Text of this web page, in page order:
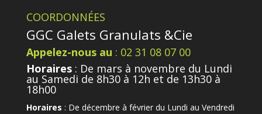
COORDONNÉES
GGC Galets Granulats &Cie
Appelez-nous au : 02 31 08 07 00
Horaires: De mars à novembre du Lundi
au Samedi de 8h30 à 12h et de 13h30 à
18h00
Horaires : De décembre à février du Lundi au Vendredi